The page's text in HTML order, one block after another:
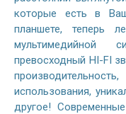
которые есть в
планшете, теперь
мультимедийной
превосходный HI-FI
использования,
другое!